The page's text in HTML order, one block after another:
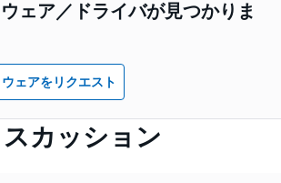
ェア／ドライバが見つかりま
ェアをリクエスト
カッション